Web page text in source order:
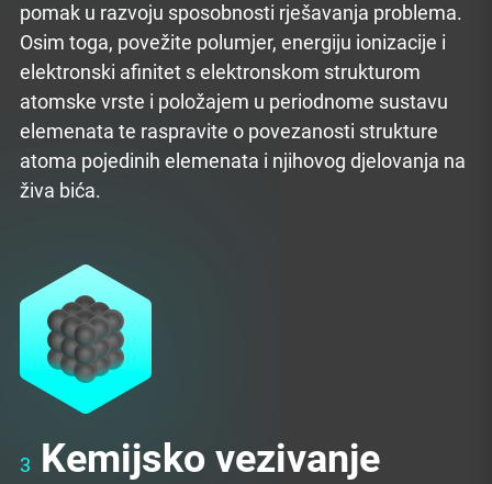
pomak u razvoju sposobnosti rješavanja problema.
Osim toga, povežite polumjer, energiju ionizacije i
elektronski afinitet s elektronskom strukturom
atomske vrste i položajem u periodnome sustavu
elemenata te raspravite o povezanosti strukture
atoma pojedinih elemenata i njihovog djelovanja na
živa bića.
3 Kemijsko vezivanje